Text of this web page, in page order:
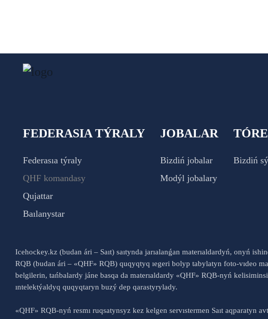
FEDERASIA TÝRALY
Federasıa týraly
QHF komandasy
Qujattar
Baılanystar
JOBALAR
Bizdiń jobalar
Modýl jobalary
Bizdiń
Icehockey.kz (budan ári – Saıt) saıtynda jarıalanǵan materıaldardyń, onyń
RQB (budan ári – «QHF» RQB) quqyqtyq ıegeri bolyp tabylatyn foto-vıdeo
belgilerin, tańbalardy jáne basqa da materıaldardy «QHF» RQB-nyń
ıntelektýaldyq quqyqtaryn buzý dep qarastyrylady.
«QHF» RQB-nyń resmı ruqsatynsyz kez kelgen servıstermen Saıt aqparatyn